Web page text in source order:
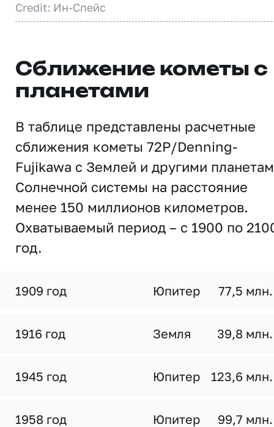
Credit: Ин-Спейс
Сближение кометы с
планетами
В таблице представлены расчетные
сближения кометы 72P/Denning-
Fujikawa с Землей и другими
Солнечной системы на расстояние
менее 150 миллионов километров.
Охватываемый период – с 1900 по
год.
1909 год Юпитер 77,5
1916 год Земля 39,8
1945 год Юпитер 123,6
1958 год Юпитер 99,7